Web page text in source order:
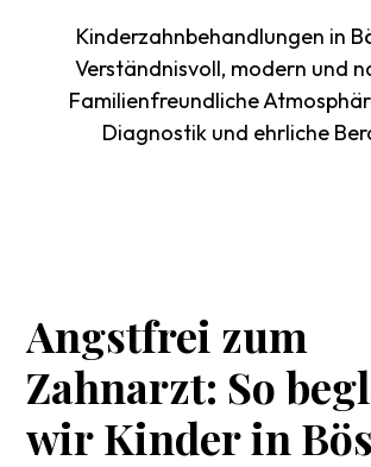
Kinderzahnbehandlungen in
Verständnisvoll, modern und
Familienfreundliche
Diagnostik und ehrliche
Angstfrei zum
Zahnarzt: So
wirKinderin